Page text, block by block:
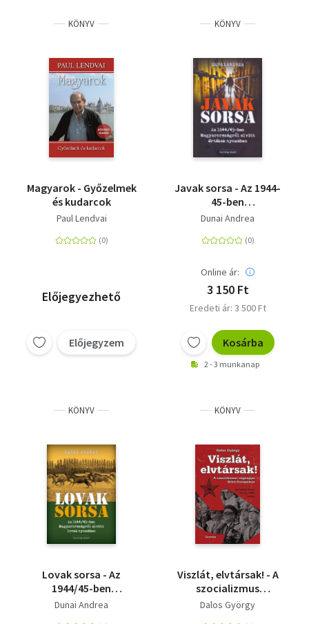
KÖNYV
Magyarok - Győzelmek
és kudarcok
Paul Lendvai
Előjegyezhető
Előjegyzem
KÖNYV
Javak sorsa - Az 1944-
45-ben
Magyarországról
nyomában
Dunai Andrea
Online ár:
3 150 Ft
Eredeti ár: 3 500 Ft
Kosárba
2 - 3 munkanap
KÖNYV
Lovak sorsa - Az
1944/45-ben
Magyarországról
Dunai Andrea
KÖNYV
Viszlát, elvtársak! - A
szocializmus
végnapjai Kelet-
Dalos György